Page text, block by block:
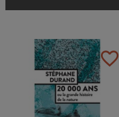
favorite_border